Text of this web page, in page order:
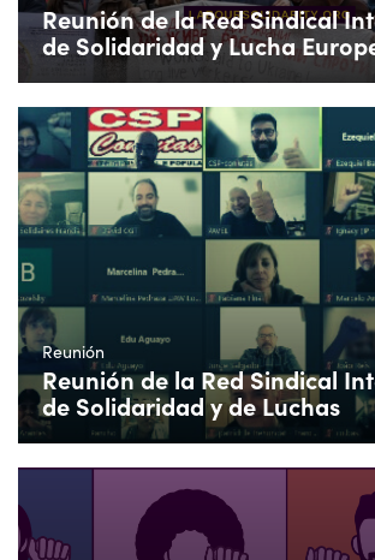
Reunión de la Red Sindical
de Solidaridad y Lucha
Reunión
Reunión de la Red Sindical
de Solidaridad y de Luchas